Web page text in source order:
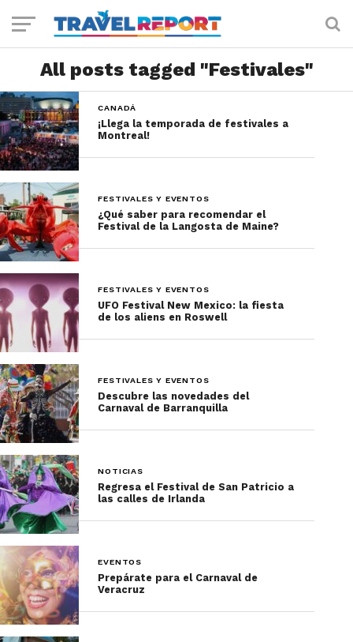
All posts tagged "Festivales"
CANADÁ
¡Llega la temporada de festivales a
Montreal!
FESTIVALES Y EVENTOS
¿Qué saber para recomendar el
Festival de la Langosta de Maine?
FESTIVALES Y EVENTOS
UFO Festival New Mexico: la fiesta
de los aliens en Roswell
FESTIVALES Y EVENTOS
Descubre las novedades del
Carnaval de Barranquilla
NOTICIAS
Regresa el Festival de San Patricio a
las calles de Irlanda
EVENTOS
Prepárate para el Carnaval de
Veracruz